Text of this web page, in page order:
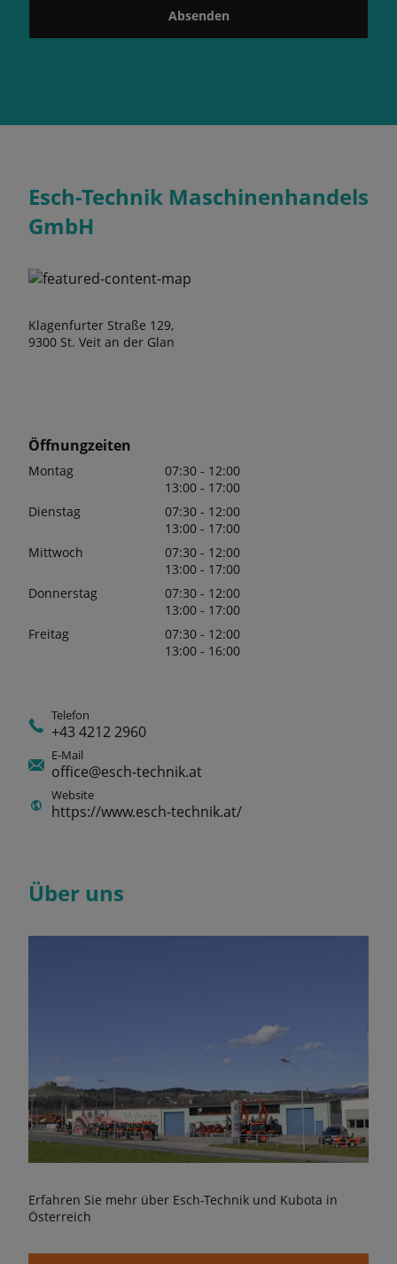
Absenden
Esch-Technik Maschinenhandels
GmbH
Klagenfurter Straße 129,
9300 St. Veit an der Glan
Öffnungzeiten
Montag
07:30 - 12:00
13:00 - 17:00
Dienstag
07:30 - 12:00
13:00 - 17:00
Mittwoch
07:30 - 12:00
13:00 - 17:00
Donnerstag
07:30 - 12:00
13:00 - 17:00
Freitag
07:30 - 12:00
13:00 - 16:00
Telefon
+43 4212 2960
E-Mail
office@esch-technik.at
Website
https://www.esch-technik.at/
Über uns
Erfahren Sie mehr über Esch-Technik und Kubota in
Österreich